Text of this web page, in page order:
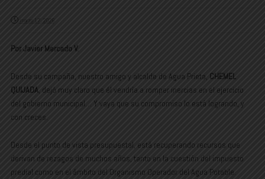
marzo 17, 2026
Por Javier Mercado V.
Desde su campaña, nuestro amigo y alcalde de Agua Prieta, CHEMEL
QUIJADA, dejó muy claro que él vendría a romper inercias en el ejercicio
del gobierno municipal… Y vaya que su compromiso lo está logrando, y
con creces.
Desde el punto de vista presupuestal, está recuperando recursos que
derivan de rezagos de muchos años, tanto en la cuestión del impuesto
predial como en el ámbito del Organismo Operador del Agua Potable.